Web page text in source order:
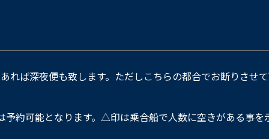
れば深夜便も致します。ただしこちらの都合でお断りさせ
予約可能となります。△印は乗合船で人数に空きがある事を